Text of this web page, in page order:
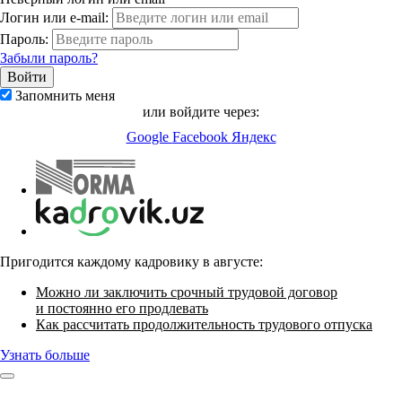
Логин или e-mail:
Пароль:
Забыли пароль?
Запомнить меня
или войдите через:
Google Facebook Яндекс
Пригодится каждому кадровику в августе:
Можно ли заключить срочный трудовой договор
и постоянно его продлевать
Как рассчитать продолжительность трудового отпуска
Узнать больше